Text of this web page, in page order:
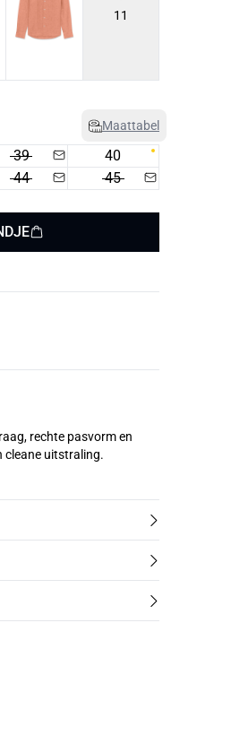
11
Maattabel
39
40
44
45
rechte pasvorm en
cleane uitstraling.